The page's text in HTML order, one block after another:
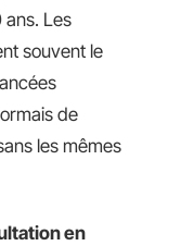
Les
souvent le
de
les mêmes
en